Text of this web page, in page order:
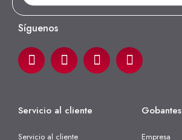
Síguenos
Servicio al cliente
Servicio al cliente
Gobantes
Empresa